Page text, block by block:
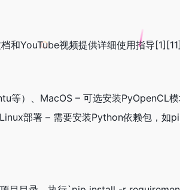
和YouTube视频提供详细使用指导
）、MacOS – 可选安装PyOpenCL
部署 – 需要安装Python依赖包，如